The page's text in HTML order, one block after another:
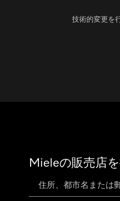
技術的変更を
Mieleの販売店